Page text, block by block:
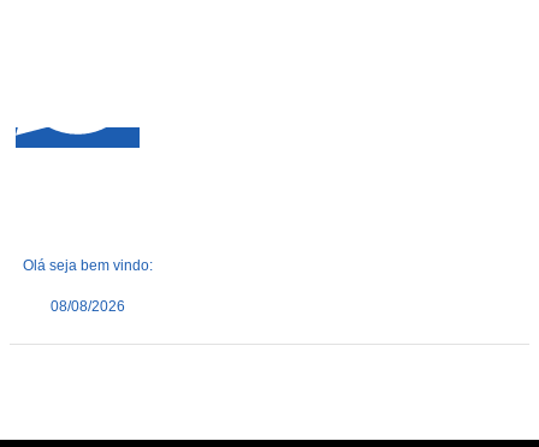
Olá seja bem vindo:
08/08/2026